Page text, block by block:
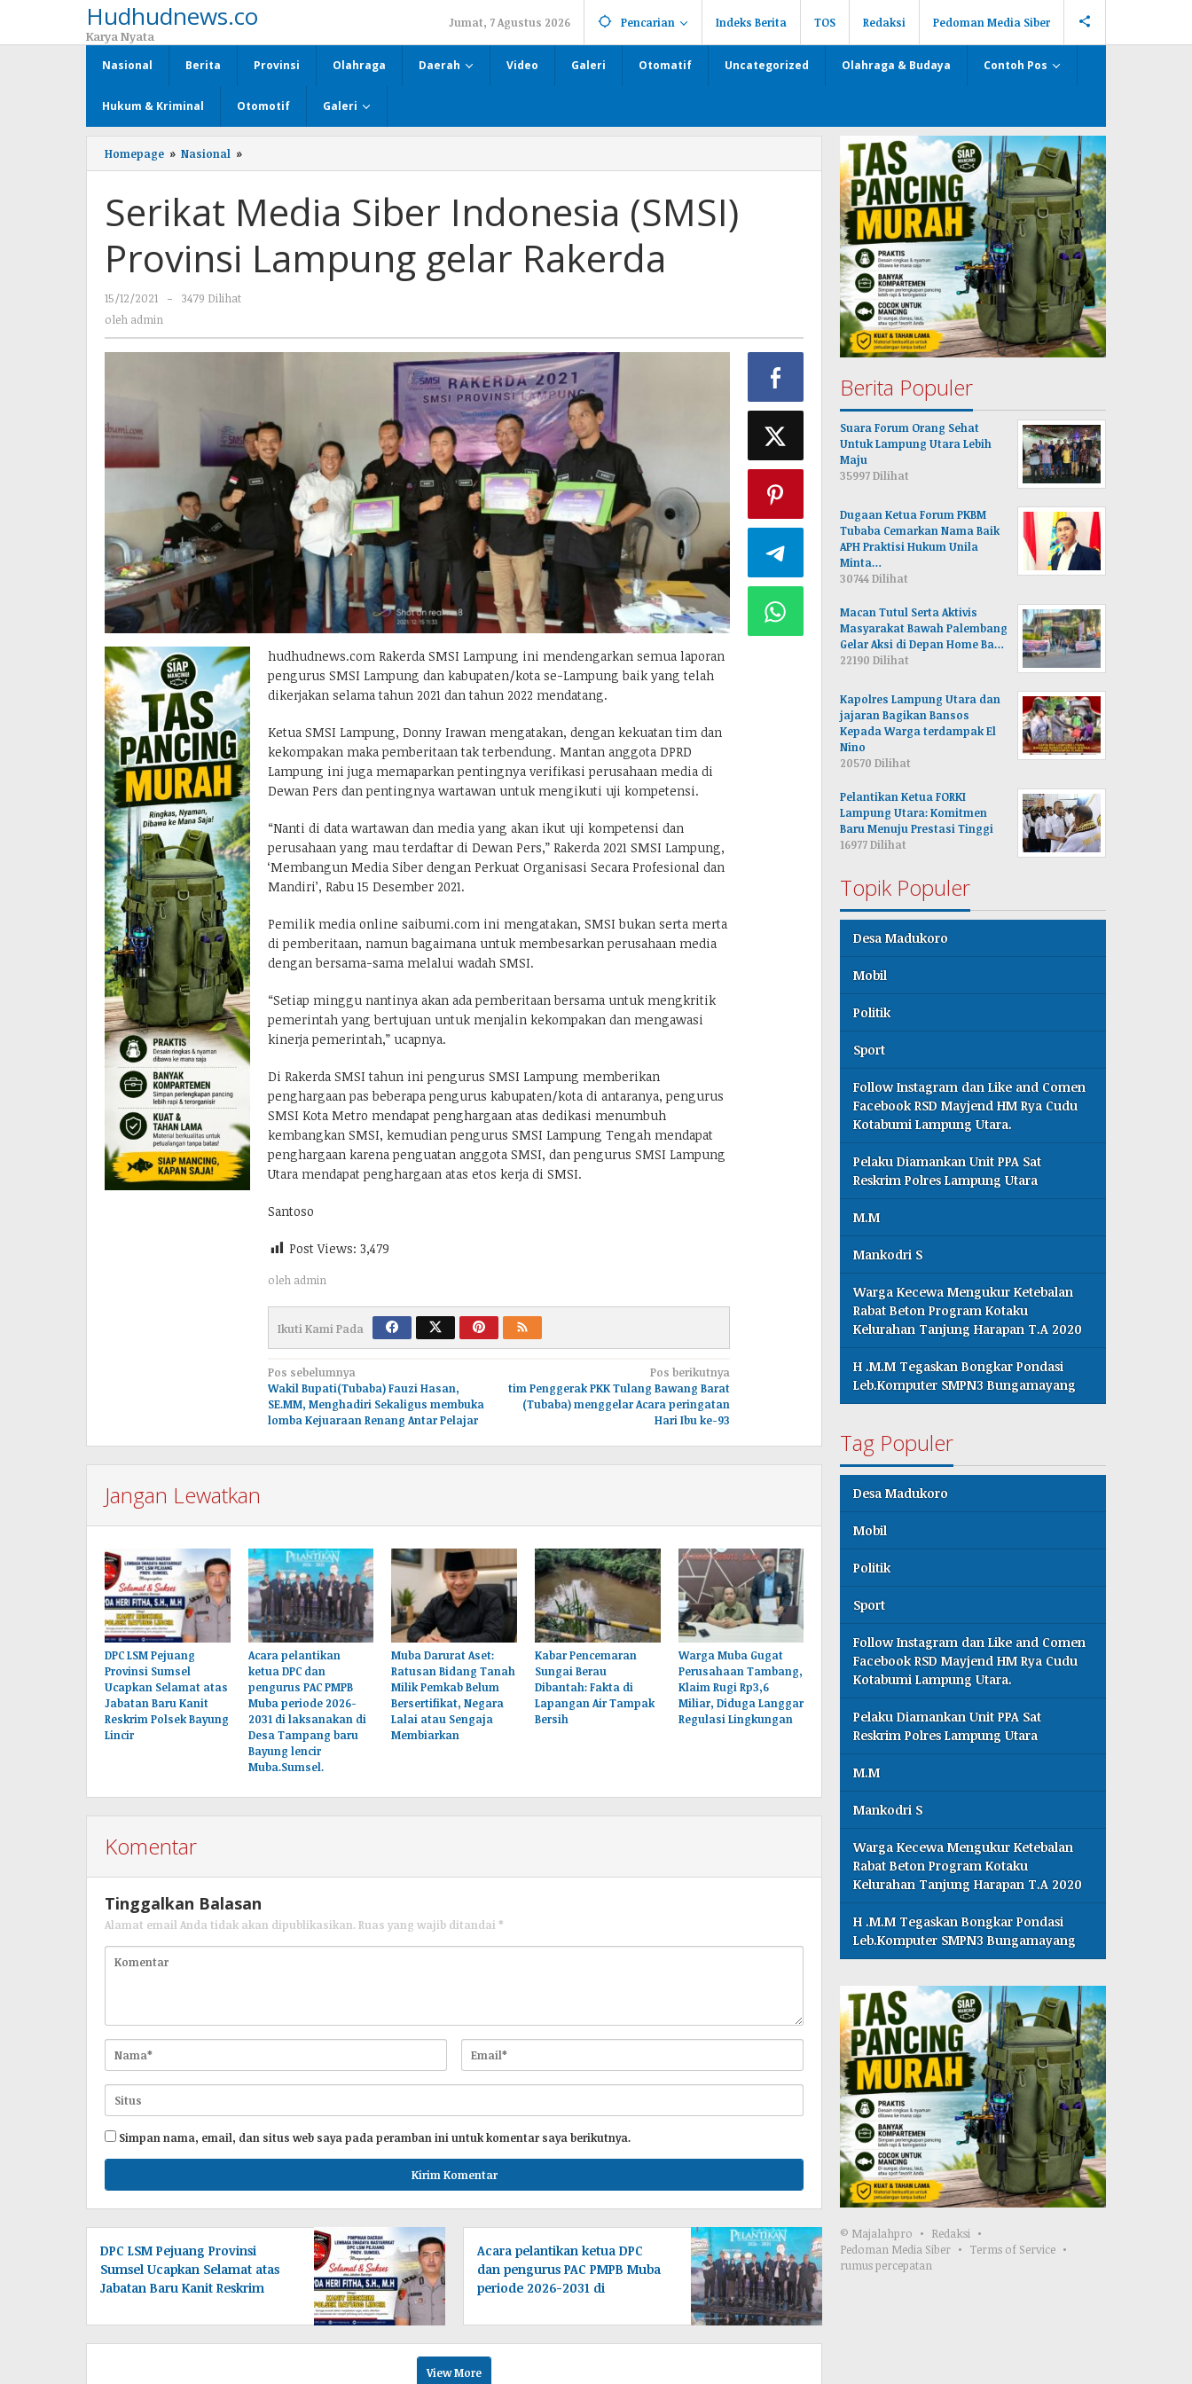
Hudhudnews.co
Karya Nyata
Jumat, 7 Agustus 2026 Pencarian Indeks Berita TOS Redaksi Pedoman Media Siber
Nasional Berita Provinsi Olahraga Daerah Video Galeri Otomatif Uncategorized Olahraga & Budaya Contoh Pos
Hukum & Kriminal Otomotif Galeri
Homepage » Nasional »
Media
Indonesia
(SMSI)
Lampung
Serikat Media Siber Indonesia (SMSI)
Provinsi Lampung gelar Rakerda
15/12/2021
oleh
-
3479 Dilihat
oleh admin
hudhudnews.com Rakerda SMSI Lampung ini mendengarkan semua laporan
pengurus SMSI Lampung dan kabupaten/kota se-Lampung baik yang telah
dikerjakan selama tahun 2021 dan tahun 2022 mendatang.
Ketua SMSI Lampung, Donny Irawan mengatakan, dengan kekuatan tim dan
kekompakan maka pemberitaan tak terbendung. Mantan anggota DPRD
Lampung ini juga memaparkan pentingnya verifikasi perusahaan media di
Dewan Pers dan pentingnya wartawan untuk mengikuti uji kompetensi.
“Nanti di data wartawan dan media yang akan ikut uji kompetensi dan
perusahaan yang mau terdaftar di Dewan Pers,” Rakerda 2021 SMSI Lampung,
‘Membangun Media Siber dengan Perkuat Organisasi Secara Profesional dan
Mandiri’, Rabu 15 Desember 2021.
Pemilik media online saibumi.com ini mengatakan, SMSI bukan serta merta
di pemberitaan, namun bagaimana untuk membesarkan perusahaan media
dengan bersama-sama melalui wadah SMSI.
“Setiap minggu nantinya akan ada pemberitaan bersama untuk mengkritik
pemerintah yang bertujuan untuk menjalin kekompakan dan mengawasi
kinerja pemerintah,” ucapnya.
Di Rakerda SMSI tahun ini pengurus SMSI Lampung memberikan
penghargaan pas beberapa pengurus kabupaten/kota di antaranya, pengurus
SMSI Kota Metro mendapat penghargaan atas dedikasi menumbuh
kembangkan SMSI, kemudian pengurus SMSI Lampung Tengah mendapat
penghargaan karena penguatan anggota SMSI, dan pengurus SMSI Lampung
Utara mendapat penghargaan atas etos kerja di SMSI.
Santoso
Post Views: 3,479
oleh admin
Ikuti Kami Pada
Navigasi
pos
Pos sebelumnya
Wakil Bupati(Tubaba) Fauzi Hasan,
SE.MM, Menghadiri Sekaligus membuka
lomba Kejuaraan Renang Antar Pelajar
Pos berikutnya
tim Penggerak PKK Tulang Bawang Barat
(Tubaba) menggelar Acara peringatan
Hari Ibu ke-93
Jangan Lewatkan
DPC LSM Pejuang
Provinsi Sumsel
Ucapkan Selamat atas
Jabatan Baru Kanit
Reskrim Polsek Bayung
Lincir
Acara pelantikan
ketua DPC dan
pengurus PAC PMPB
Muba periode 2026-
2031 di laksanakan di
Desa Tampang baru
Bayung lencir
Muba.Sumsel.
Muba Darurat Aset:
Ratusan Bidang Tanah
Milik Pemkab Belum
Bersertifikat, Negara
Lalai atau Sengaja
Membiarkan
Kabar Pencemaran
Sungai Berau
Dibantah: Fakta di
Lapangan Air Tampak
Bersih
Warga Muba Gugat
Perusahaan Tambang,
Klaim Rugi Rp3,6
Miliar, Diduga Langgar
Regulasi Lingkungan
Komentar
Tinggalkan Balasan
Alamat email Anda tidak akan dipublikasikan. Ruas yang wajib ditandai *
Simpan nama, email, dan situs web saya pada peramban ini untuk komentar saya berikutnya.
DPC LSM Pejuang Provinsi
Sumsel Ucapkan Selamat atas
Jabatan Baru Kanit Reskrim
Acara pelantikan ketua DPC
dan pengurus PAC PMPB Muba
periode 2026-2031 di
baru Bayung lencir
Muba.Sumsel.
View More
Berita Populer
Suara Forum Orang Sehat
Untuk Lampung Utara Lebih
Maju
35997 Dilihat
Dugaan Ketua Forum PKBM
Tubaba Cemarkan Nama Baik
APH Praktisi Hukum Unila
Minta…
30744 Dilihat
Macan Tutul Serta Aktivis
Masyarakat Bawah Palembang
Gelar Aksi di Depan Home Ba…
22190 Dilihat
Kapolres Lampung Utara dan
jajaran Bagikan Bansos
Kepada Warga terdampak El
Nino
20570 Dilihat
Pelantikan Ketua FORKI
Lampung Utara: Komitmen
Baru Menuju Prestasi Tinggi
16977 Dilihat
Topik Populer
Desa Madukoro
Mobil
Politik
Sport
Follow Instagram dan Like and Comen
Facebook RSD Mayjend HM Rya Cudu
Kotabumi Lampung Utara.
Pelaku Diamankan Unit PPA Sat
Reskrim Polres Lampung Utara
M.M
Mankodri S
Warga Kecewa Mengukur Ketebalan
Rabat Beton Program Kotaku
Kelurahan Tanjung Harapan T.A 2020
H .M.M Tegaskan Bongkar Pondasi
Leb.Komputer SMPN3 Bungamayang
Tag Populer
Desa Madukoro
Mobil
Politik
Sport
Follow Instagram dan Like and Comen
Facebook RSD Mayjend HM Rya Cudu
Kotabumi Lampung Utara.
Pelaku Diamankan Unit PPA Sat
Reskrim Polres Lampung Utara
M.M
Mankodri S
Warga Kecewa Mengukur Ketebalan
Rabat Beton Program Kotaku
Kelurahan Tanjung Harapan T.A 2020
H .M.M Tegaskan Bongkar Pondasi
Leb.Komputer SMPN3 Bungamayang
© Majalahpro
Redaksi
Pedoman Media Siber
Terms of Service
rumus percepatan